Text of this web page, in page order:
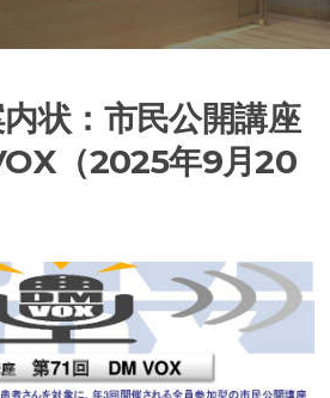
状：市民公開講座
（2025年9月20